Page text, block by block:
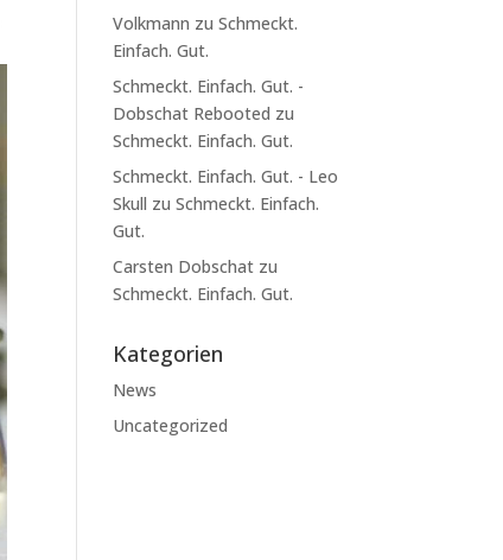
Volkmann zuSchmeckt.
Einfach. Gut.
Schmeckt. Einfach. Gut. -
Dobschat Rebooted zu
Schmeckt. Einfach. Gut.
Schmeckt. Einfach. Gut. - Leo
Skull zuSchmeckt. Einfach.
Gut.
Carsten Dobschat zu
Schmeckt. Einfach. Gut.
Kategorien
News
Uncategorized